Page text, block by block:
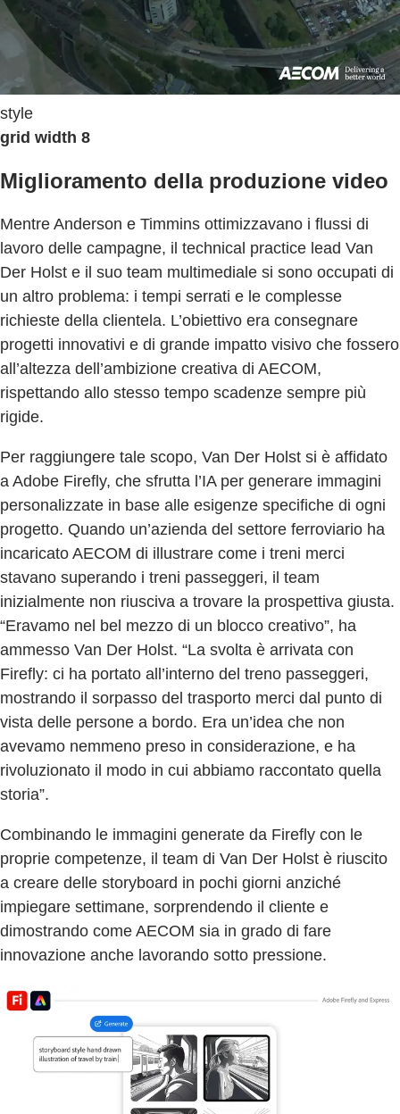
style
grid width 8
Miglioramento della produzione video
Mentre Anderson e Timmins ottimizzavano i flussi di
lavoro delle campagne, il technical practice lead Van
Der Holst e il suo team multimediale si sono occupati di
un altro problema: i tempi serrati e le complesse
richieste della clientela. L’obiettivo era consegnare
progetti innovativi e di grande impatto visivo che fossero
all’altezza dell’ambizione creativa di AECOM,
rispettando allo stesso tempo scadenze sempre più
rigide.
Per raggiungere tale scopo, Van Der Holst si è affidato
a Adobe Firefly, che sfrutta l’IA per generare immagini
personalizzate in base alle esigenze specifiche di ogni
progetto. Quando un’azienda del settore ferroviario ha
incaricato AECOM di illustrare come i treni merci
stavano superando i treni passeggeri, il team
inizialmente non riusciva a trovare la prospettiva giusta.
“Eravamo nel bel mezzo di un blocco creativo”, ha
ammesso Van Der Holst. “La svolta è arrivata con
Firefly: ci ha portato all’interno del treno passeggeri,
mostrando il sorpasso del trasporto merci dal punto di
vista delle persone a bordo. Era un’idea che non
avevamo nemmeno preso in considerazione, e ha
rivoluzionato il modo in cui abbiamo raccontato quella
storia”.
Combinando le immagini generate da Firefly con le
proprie competenze, il team di Van Der Holst è riuscito
a creare delle storyboard in pochi giorni anziché
impiegare settimane, sorprendendo il cliente e
dimostrando come AECOM sia in grado di fare
innovazione anche lavorando sotto pressione.